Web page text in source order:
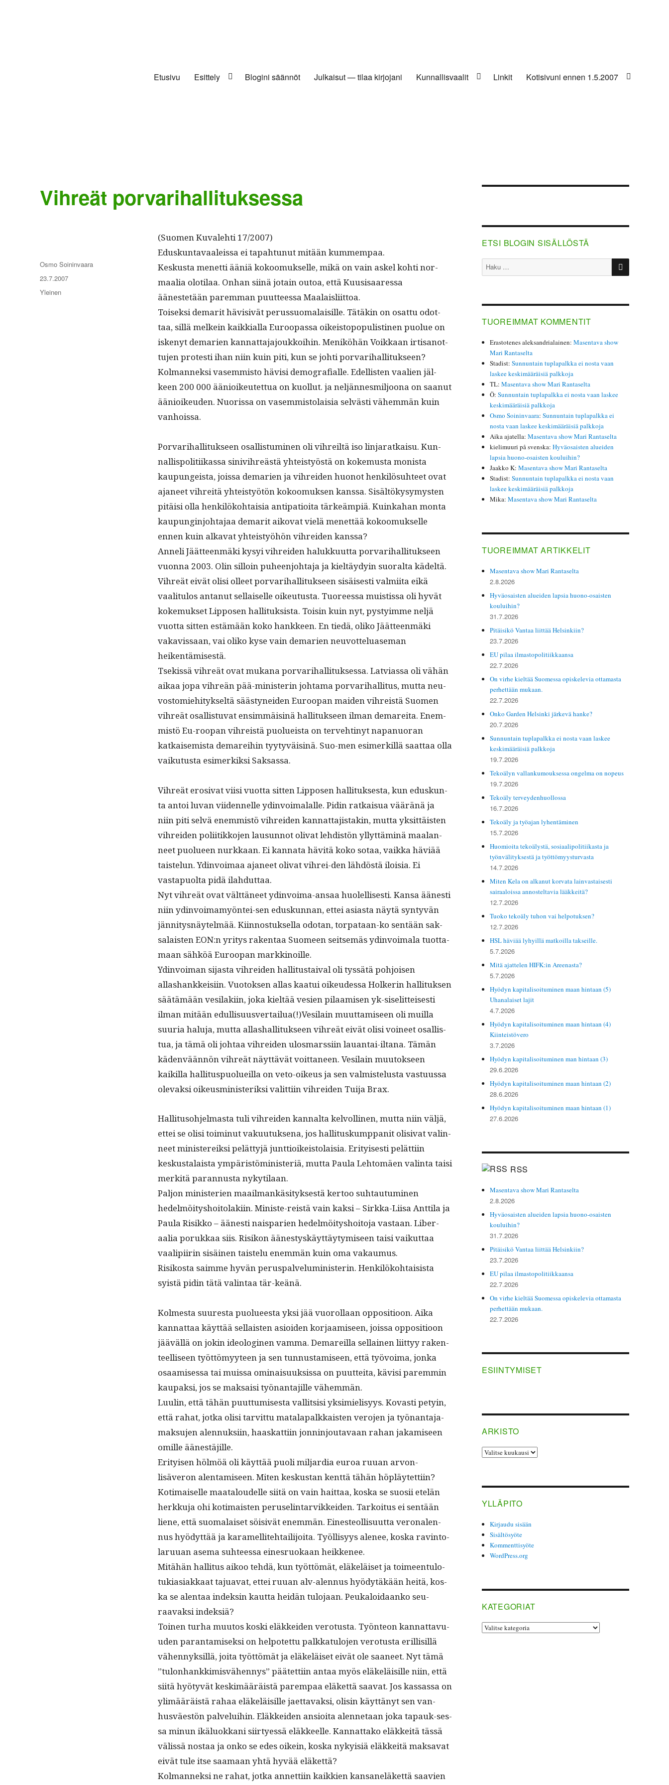
Etusivu Esittely Blogini säännöt Julkaisut — tilaa kirjojani Kunnallisvaalit Linkit Kotisivuni ennen 1.5.2007
Vihreät porvarihallituksessa
(Suomen Kuvale­hti 17/2007)
Eduskun­tavaaleis­sa ei tapah­tunut mitään kummempaa.
Keskus­ta menet­ti ääniä kokoomuk­selle, mikä on vain askel kohti nor­
maalia oloti­laa. Onhan siinä jotain outoa, että Kuu­sisaa­res­sa
äänestetäänparem­man puut­teessa Maalaisliittoa.
Toisek­si demar­it hävi­sivät perus­suo­ma­laisille. Tätäkin on osat­tu odot­
taa, sil­lä melkein kaikkial­la Euroopas­sa oikeistopop­ulisti­nen puolue on
iskenyt demarien kan­nat­ta­ja­joukkoi­hin. Meniköhän Voikkaan irti­san­ot­
tu­jen protesti ihan niin kuin piti, kun se johti porvarihallitukseen?
Kol­man­nek­si vasem­mis­to hävisi demografi­alle. Edel­lis­ten vaalien jäl­
keen 200 000 äänioikeutet­tua on kuol­lut. ja neljän­nesmiljoona on saanut
äänioikeu­den. Nuoris­sa on vasem­mis­to­laisia selvästi vähem­män kuin
vanhoissa.
Por­var­i­hal­li­tuk­seen osal­lis­tu­mi­nen oli vihreiltä iso lin­jaratkaisu. Kun­
nal­lispoli­ti­ikas­sa sinivihreästä yhteistyöstä on koke­mus­ta monista
kaupungeista, jois­sa demarien ja vihrei­den huonot henkilö­suh­teet ovat
aja­neet vihre­itä yhteistyötön kokoomuk­sen kanssa. Sisältökysymys­ten
pitäisi olla henkilöko­htaisia antipa­tioi­ta tärkeämpiä. Kuinka­han mon­ta
kaupung­in­jo­hta­jaa demar­it aiko­vat vielä menet­tää kokoomuk­selle
ennen kuin alka­vat yhteistyöhön vihrei­den kanssa?
Anneli Jäät­teen­mä­ki kysyi vihrei­den halukku­ut­ta por­var­i­hal­li­tuk­seen
vuon­na 2003. Olin sil­loin puheen­jo­hta­ja ja kieltäy­dyin suo­ral­ta kädeltä.
Vihreät eivät olisi olleet por­var­i­hal­li­tuk­seen sisäis­es­ti valmi­ita eikä
vaal­i­t­u­los antanut sel­l­aiselle oikeu­tus­ta. Tuoreessa muis­tis­sa oli hyvät
koke­muk­set Lip­posen hal­li­tuk­sista. Toisin kuin nyt, pysty­imme neljä
vuot­ta sit­ten estämään koko han­kkeen. En tiedä, oliko Jäät­teen­mä­ki
vakavis­saan, vai oliko kyse vain demarien neu­vot­telu­ase­man
heikentämisestä.
Tsekissä vihreät ovat mukana por­var­i­hal­li­tuk­ses­sa. Latvi­as­sa oli vähän
aikaa jopa vihreän pää-min­is­terin johta­ma por­var­i­hal­li­tus, mut­ta neu­
vos­tomiehi­tyk­seltä säästynei­den Euroopan maid­en vihreistä Suomen
vihreät osal­lis­tu­vat ensim­mäis­inä hal­li­tuk­seen ilman demare­i­ta. Enem­
mistö Eu-roopan vihreistä puolueista on ter­ve­htinyt napan­uo­ran
katkaisemista demarei­hin tyy­tyväis­inä. Suo-men esimerkil­lä saat­taa olla
vaiku­tus­ta esimerkik­si Saksassa.
Vihreät ero­si­vat viisi vuot­ta sit­ten Lip­posen hal­li­tuk­ses­ta, kun eduskun­
ta antoi luvan viiden­nelle ydin­voimalalle. Pidin ratkaisua vääränä ja
niin piti selvä enem­mistö vihrei­den kan­nat­ta­jis­takin, mut­ta yksit­täis­ten
vihrei­den poli­itikko­jen lausun­not oli­vat lehdis­tön yllyt­täminä maalan­
neet puolueen nurkkaan. Ei kan­na­ta hävitä koko sotaa, vaik­ka häviää
tais­telun. Ydin­voimaa aja­neet oli­vat vihrei-den lähdöstä iloisia. Ei
vastapuol­ta pidä ilahduttaa.
Nyt vihreät ovat vält­täneet ydin­voima-ansaa huolel­lis­es­ti. Kansa äänesti
niin ydin­voimamyön­tei-sen eduskun­nan, ettei asi­as­ta näytä syn­tyvän
jän­ni­tys­näytelmää. Kiin­nos­tuk­sel­la odotan, tor­pataan-ko sen­tään sak­
salais­ten EON:n yri­tys rak­en­taa Suomeen seit­semäs ydin­voimala tuot­ta­
maan sähköä Euroopan markkinoille.
Ydin­voiman sijas­ta vihrei­den hal­li­tus­taival oli tyssätä pohjoisen
allashankkeisi­in. Vuo­tok­sen allas kaa­tui oikeudessa Holk­erin hal­li­tuk­sen
säätämään vesi­laki­in, joka kieltää vesien pilaamisen yk-siselit­teis­es­ti
ilman mitään edullisuusvertailua(!)Vesilain muut­tamiseen oli muil­la
suuria halu­ja, mut­ta allashal­li­tuk­seen vihreät eivät olisi voineet osal­lis­
tua, ja tämä oli johtaa vihrei­den ulos­marssi­in lauan­tai-iltana. Tämän
käden­vään­nön vihreät näyt­tävät voit­ta­neen. Vesi­lain muu­tok­seen
kaikil­la hal­li­tus­puolueil­la on veto-oikeus ja sen valmis­telus­ta vas­tu­us­sa
ole­vak­si oikeusmin­is­terik­si valit­ti­in vihrei­den Tui­ja Brax.
Hal­li­tu­so­hjel­mas­ta tuli vihrei­den kannal­ta kelvolli­nen, mut­ta niin väljä,
ettei se olisi toimin­ut vaku­u­tuk­se­na, jos hal­li­tuskump­pan­it oli­si­vat valin­
neet min­is­tereik­si pelät­tyjä junt­tioikeis­to­laisia. Eri­tyis­es­ti pelät­ti­in
keskusta­laista ympäristömin­is­ter­iä, mut­ta Paula Lehtomäen val­in­ta taisi
merk­itä paran­nus­ta nykytilaan.
Paljon min­is­te­rien maail­mankäsi­tyk­ses­tä ker­too suh­tau­tu­mi­nen
hedelmöi­tyshoito­laki­in. Min­iste-reistä vain kak­si – Sirk­ka-Liisa Antti­la ja
Paula Risikko – äänesti nais­parien hedelmöi­tyshoito­ja vas­taan. Lib­er­
aalia porukkaa siis. Risikon äänestyskäyt­täy­tymiseen taisi vaikut­taa
vaalipi­irin sisäi­nen tais­telu enem­män kuin oma vakaumus.
Risikos­ta saimme hyvän perus­palve­lu­min­is­terin. Henkilöko­htai­sista
syistä pidin tätä val­in­taa tär-keänä.
Kolmes­ta suures­ta puolueesta yksi jää vuorol­laan oppo­si­tioon. Aika
kan­nat­taa käyt­tää sel­l­ais­ten asioiden kor­jaamiseen, jois­sa oppo­si­tioon
jääväl­lä on jokin ide­ologi­nen vam­ma. Demareil­la sel­l­ainen liit­tyy rak­en­
teel­liseen työt­tömyy­teen ja sen tun­nus­tamiseen, että työvoima, jon­ka
osaamises­sa tai muis­sa omi­naisuuk­sis­sa on puut­tei­ta, kävisi parem­min
kau­pak­si, jos se mak­saisi työ­nan­ta­jille vähemmän.
Luulin, että tähän puut­tumis­es­ta val­lit­sisi yksimielisyys. Kovasti petyin,
että rahat, jot­ka olisi tarvit­tu mata­la­palkkaisten vero­jen ja työ­nan­ta­ja­
mak­su­jen alen­nuk­si­in, haaskat­ti­in jon­nin­joutavaan rahan jakamiseen
omille äänestäjille.
Eri­tyisen hölmöä oli käyt­tää puoli mil­jar­dia euroa ruuan arvon­
lisäveron alen­tamiseen. Miten keskus­tan kent­tä tähän höpläytet­ti­in?
Koti­maiselle maat­aloudelle siitä on vain hait­taa, kos­ka se suosii etelän
herkku­ja ohi koti­mais­ten peruselin­tarvikkei­den. Tarkoi­tus ei sen­tään
liene, että suo­ma­laiset söi­sivät enem­män. Eines­te­ol­lisu­ut­ta veronalen­
nus hyödyt­tää ja karamel­lite­htail­i­joi­ta. Työl­lisyys ale­nee, kos­ka rav­in­to­
laru­uan ase­ma suh­teessa eines­ruokaan heikkenee.
Mitähän hal­li­tus aikoo tehdä, kun työt­tömät, eläkeläiset ja toimeen­tu­lo­
tuki­asi­akkaat tajua­vat, ettei ruuan alv-alen­nus hyödytäkään heitä, kos­
ka se alen­taa indeksin kaut­ta hei­dän tulo­jaan. Peukaloidaanko seu­
raavak­si indeksiä?
Toinen turha muu­tos kos­ki eläkkei­den vero­tus­ta. Työn­teon kan­nat­tavu­
u­den paran­tamisek­si on helpotet­tu palkkat­u­lo­jen vero­tus­ta eril­lisil­lä
vähen­nyk­sil­lä, joi­ta työt­tömät ja eläkeläiset eivät ole saa­neet. Nyt tämä
”tulon­hankkimisvähen­nys” päätet­ti­in antaa myös eläkeläisille niin, että
siitä hyö­tyvät keskimääräistä parem­paa eläket­tä saa­vat. Jos kas­sas­sa on
ylimääräistä rahaa eläkeläisille jaet­tavak­si, olisin käyt­tänyt sen van­
husväestön palvelui­hin. Eläkkei­den ansioi­ta alen­netaan joka tapauk-ses­
sa min­un ikälu­okkani siir­tyessä eläk­keelle. Kan­nat­tako eläkkeitä tässä
välis­sä nos­taa ja onko se edes oikein, kos­ka nyky­isiä eläkkeitä mak­sa­vat
eivät tule itse saa­maan yhtä hyvää eläkettä?
Kol­man­nek­si ne rahat, jot­ka annet­ti­in kaikkien kansaneläket­tä saavien
Kirjoittaja
Osmo Soininvaara
Julkaistu
23.7.2007
Kategoriat
Yleinen
ETSI BLOGIN SISÄLLÖSTÄ
Etsi: HAKU
TUOREIMMAT KOMMENTIT
Erastotenes aleksandrialainen:Masentava show
Mari Rantaselta
Stadist:Sunnuntain tuplapalkka ei nosta vaan
laskee keskimääräisiä palkkoja
TL:Masentava show Mari Rantaselta
Ö:Sunnuntain tuplapalkka ei nosta vaan laskee
keskimääräisiä palkkoja
Osmo Soininvaara:Sunnuntain tuplapalkka ei
nosta vaan laskee keskimääräisiä palkkoja
Aika ajatella:Masentava show Mari Rantaselta
kielimuuri på svenska:Hyväosaisten alueiden
lapsia huono-osaisten kouluihin?
Jaakko K:Masentava show Mari Rantaselta
Stadist:Sunnuntain tuplapalkka ei nosta vaan
laskee keskimääräisiä palkkoja
Mika:Masentava show Mari Rantaselta
TUOREIMMAT ARTIKKELIT
Masentava show Mari Rantaselta
2.8.2026
Hyväosaisten alueiden lapsia huono-osaisten
kouluihin?
31.7.2026
Pitäisikö Vantaa liittää Helsinkiin?
23.7.2026
EU pilaa ilmastopolitiikkaansa
22.7.2026
On virhe kieltää Suomessa opiskelevia ottamasta
perhettään mukaan.
22.7.2026
Onko Garden Helsinki järkevä hanke?
20.7.2026
Sunnuntain tuplapalkka ei nosta vaan laskee
keskimääräisiä palkkoja
19.7.2026
Tekoälyn vallankumouksessa ongelma on nopeus
19.7.2026
Tekoäly terveydenhuollossa
16.7.2026
Tekoäly ja työajan lyhentäminen
15.7.2026
Huomioita tekoälystä, sosiaalipolitiikasta ja
työnvälityksestä ja työttömyysturvasta
14.7.2026
Miten Kela on alkanut korvata lainvastaisesti
sairaaloissa annosteltavia lääkkeitä?
12.7.2026
Tuoko tekoäly tuhon vai helpotuksen?
12.7.2026
HSL häviää lyhyillä matkoilla takseille.
5.7.2026
Mitä ajattelen HIFK:in Areenasta?
5.7.2026
Hyödyn kapitalisoituminen maan hintaan (5)
Uhanalaiset lajit
4.7.2026
Hyödyn kapitalisoituminen maan hintaan (4)
Kiinteistövero
3.7.2026
Hyödyn kapitalisoituminen man hintaan (3)
29.6.2026
Hyödyn kapitalisoituminen maan hintaan (2)
28.6.2026
Hyödyn kapitalisoituminen maan hintaan (1)
27.6.2026
RSS
Masentava show Mari Rantaselta
2.8.2026
Hyväosaisten alueiden lapsia huono-osaisten
kouluihin?
31.7.2026
Pitäisikö Vantaa liittää Helsinkiin?
23.7.2026
EU pilaa ilmastopolitiikkaansa
22.7.2026
On virhe kieltää Suomessa opiskelevia ottamasta
perhettään mukaan.
22.7.2026
ESIINTYMISET
ARKISTO
ARKISTO
YLLÄPITO
Kirjaudu sisään
Sisältösyöte
Kommenttisyöte
WordPress.org
KATEGORIAT
Kategoriat